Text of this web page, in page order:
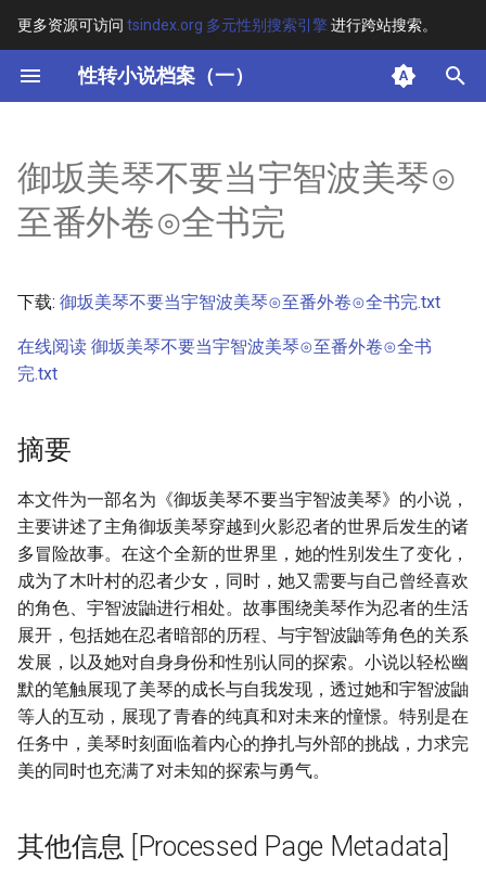
更多资源可访问 tsindex.org 多元性别搜索引擎进行跨站搜索。
性转小说档案（一）
键
开
始
索
其他信息 [Processed Page
Metadata]
御坂美琴不要当宇智波美琴⊙
至番外卷⊙全书完
下载: 御坂美琴不要当宇智波美琴⊙至番外卷⊙全书完.txt
在线阅读 御坂美琴不要当宇智波美琴⊙至番外卷⊙全书
完.txt
摘要
本文件为一部名为《御坂美琴不要当宇智波美琴》的小说，
主要讲述了主角御坂美琴穿越到火影忍者的世界后发生的诸
多冒险故事。在这个全新的世界里，她的性别发生了变化，
成为了木叶村的忍者少女，同时，她又需要与自己曾经喜欢
的角色、宇智波鼬进行相处。故事围绕美琴作为忍者的生活
展开，包括她在忍者暗部的历程、与宇智波鼬等角色的关系
发展，以及她对自身身份和性别认同的探索。小说以轻松幽
默的笔触展现了美琴的成长与自我发现，透过她和宇智波鼬
等人的互动，展现了青春的纯真和对未来的憧憬。特别是在
任务中，美琴时刻面临着内心的挣扎与外部的挑战，力求完
美的同时也充满了对未知的探索与勇气。
其他信息 [Processed Page Metadata]